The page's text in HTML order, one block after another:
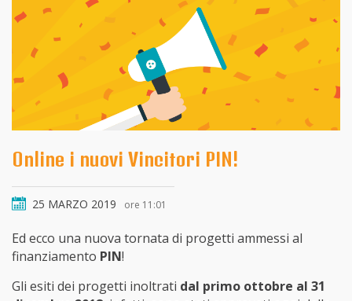
Online i nuovi Vincitori PIN!
25 MARZO 2019 ore 11:01
Ed ecco una nuova tornata di progetti ammessi al
finanziamento PIN!
Gli esiti dei progetti inoltrati dal primo ottobre al 31